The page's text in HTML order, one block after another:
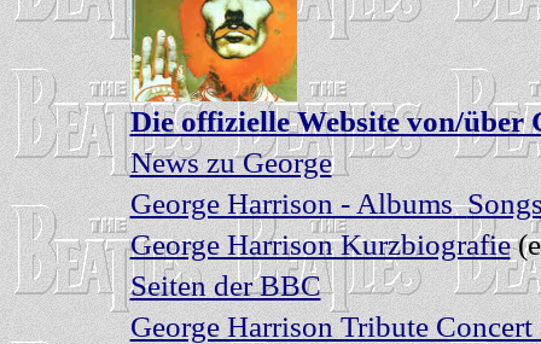
Die offizielle Website von/über
News zu George
George Harrison - Albums
George Harrison Kurzbiografie
Seiten der BBC
George Harrison Tribute